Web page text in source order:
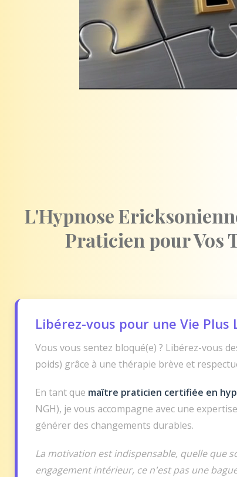
L'Hypnose
Praticien pour Vos
Libérez-vous pour une Vie Plus
Vous vous sentez bloqué(e) ? Libérez-vous
poids) grâce à une thérapie brève et
En tant que maître praticien certifiée en
NGH), je vous accompagne avec une
générer des changements durables.
La motivation est indispensable, quelle que
engagement intérieur, ce n'est pas une